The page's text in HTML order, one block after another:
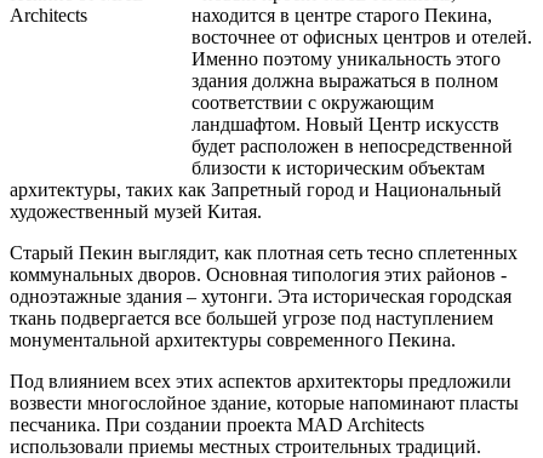
находится в центре старого Пекина,
восточнее от офисных центров и отелей.
Именно поэтому уникальность этого
здания должна выражаться в полном
соответствии с окружающим
ландшафтом. Новый Центр искусств
будет расположен в непосредственной
близости к историческим объектам
архитектуры, таких как Запретный город и Национальный
художественный музей Китая.
Старый Пекин выглядит, как плотная сеть тесно сплетенных
коммунальных дворов. Основная типология этих районов -
одноэтажные здания – хутонги. Эта историческая городская
ткань подвергается все большей угрозе под наступлением
монументальной архитектуры современного Пекина.
Под влиянием всех этих аспектов архитекторы предложили
возвести многослойное здание, которые напоминают пласты
песчаника. При создании проекта MAD Architects
использовали приемы местных строительных традиций.